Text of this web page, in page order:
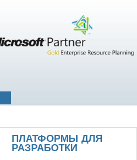
ПЛАТФОРМЫ ДЛЯ
РАЗРАБОТКИ